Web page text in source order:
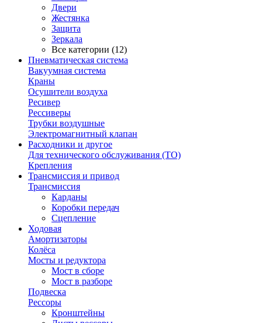
Двери
Жестянка
Защита
Зеркала
Все категории (12)
Пневматическая система
Вакуумная система
Краны
Осушители воздуха
Ресивер
Рессиверы
Трубки воздушные
Электромагнитный клапан
Расходники и другое
Для технического обслуживания (ТО)
Крепления
Трансмиссия и привод
Трансмиссия
Карданы
Коробки передач
Сцепление
Ходовая
Амортизаторы
Колёса
Мосты и редуктора
Мост в сборе
Мост в разборе
Подвеска
Рессоры
Кронштейны